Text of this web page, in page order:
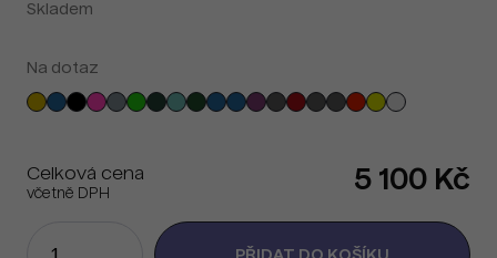
Skladem
Na dotaz
Celková cena
včetně DPH 5 100 Kč